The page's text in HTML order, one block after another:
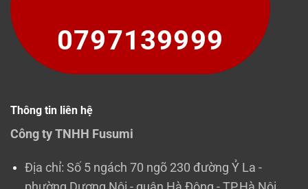
0797139999
Thông tin liên hệ
Công ty TNHH Fusumi
Địa chỉ: Số 5 ngách 70 ngõ 230 đường Ỷ La -